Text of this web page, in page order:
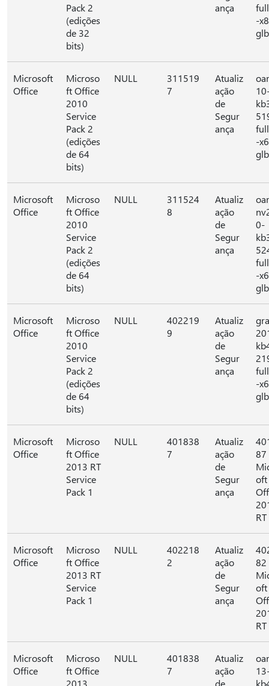
Pack 2
(edições
de 32
bits)
ança
-
Microsoft
Office
Microso
ft Office
2010
Service
Pack 2
(edições
de 64
bits)
NULL
311519
7
Atualiz
ação
de
Segur
ança
-
Microsoft
Office
Microso
ft Office
2010
Service
Pack 2
(edições
de 64
bits)
NULL
311524
8
Atualiz
ação
de
Segur
ança
0-
-
Microsoft
Office
Microso
ft Office
2010
Service
Pack 2
(edições
de 64
bits)
NULL
402219
9
Atualiz
ação
de
Segur
ança
-
Microsoft
Office
Microso
ft Office
2013 RT
Service
Pack 1
NULL
401838
7
Atualiz
ação
de
Segur
ança
87
oft
RT
Microsoft
Office
Microso
ft Office
2013 RT
Service
Pack 1
NULL
402218
2
Atualiz
ação
de
Segur
ança
82
oft
RT
Microsoft
Office
Microso
ft Office
2013
NULL
401838
7
Atualiz
ação
de